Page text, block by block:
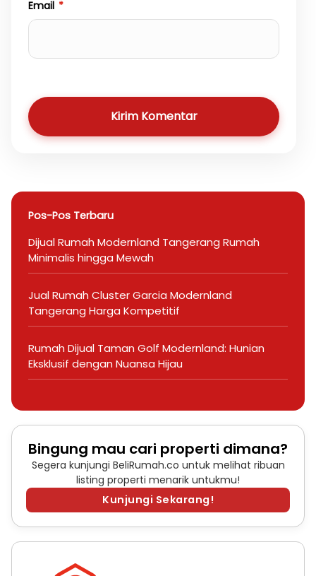
Email *
Kirim Komentar
Pos-Pos Terbaru
Dijual Rumah Modernland Tangerang Rumah
Minimalis hingga Mewah
Jual Rumah Cluster Garcia Modernland
Tangerang Harga Kompetitif
Rumah Dijual Taman Golf Modernland: Hunian
Eksklusif dengan Nuansa Hijau
Bingung mau cari properti dimana?
Segera kunjungi BeliRumah.co untuk melihat ribuan
listing properti menarik untukmu!
Kunjungi Sekarang!